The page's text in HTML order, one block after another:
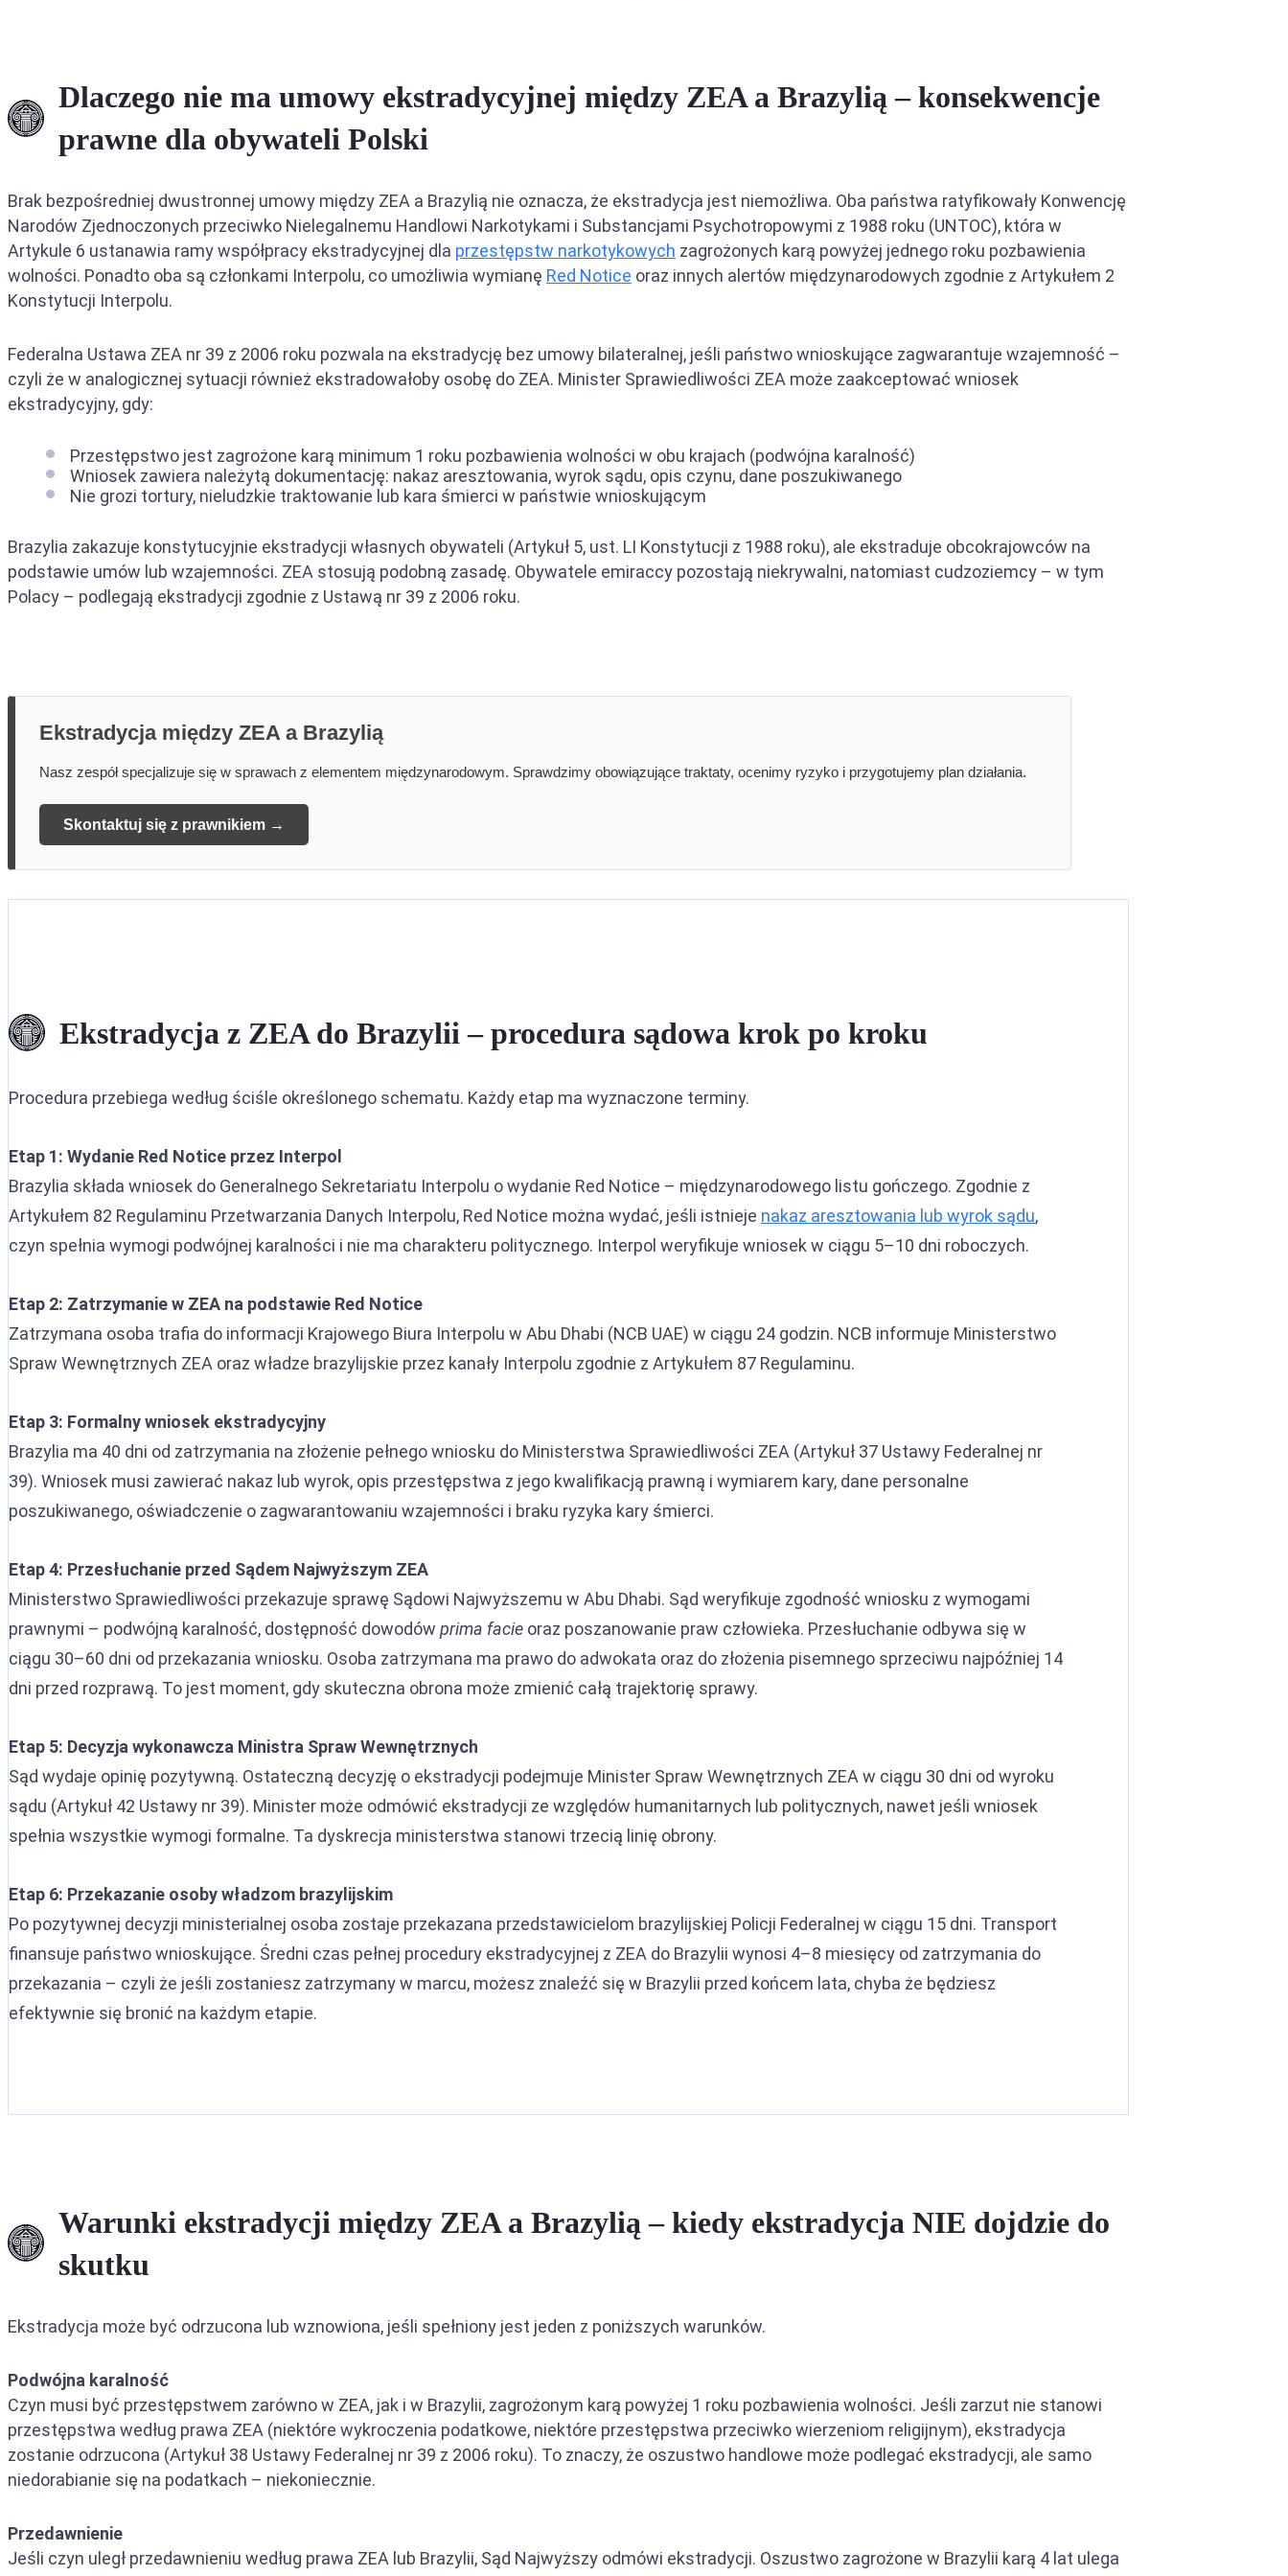
Ekstradycja między ZEA a Iranem
Dlaczego nie ma umowy ekstradycyjnej między ZEA a Brazylią – konsekwencje
prawne dla obywateli Polski
Brak bezpośredniej dwustronnej umowy między ZEA a Brazylią nie oznacza, że ekstradycja jest niemożliwa. Oba państwa ratyfikowały Konwencję
Narodów Zjednoczonych przeciwko Nielegalnemu Handlowi Narkotykami i Substancjami Psychotropowymi z 1988 roku (UNTOC), która w
Artykule 6 ustanawia ramy współpracy ekstradycyjnej dla przestępstw narkotykowych zagrożonych karą powyżej jednego roku pozbawienia
wolności. Ponadto oba są członkami Interpolu, co umożliwia wymianę Red Notice oraz innych alertów międzynarodowych zgodnie z Artykułem 2
Konstytucji Interpolu.
Federalna Ustawa ZEA nr 39 z 2006 roku pozwala na ekstradycję bez umowy bilateralnej, jeśli państwo wnioskujące zagwarantuje wzajemność –
czyli że w analogicznej sytuacji również ekstradowałoby osobę do ZEA. Minister Sprawiedliwości ZEA może zaakceptować wniosek
ekstradycyjny, gdy:
Przestępstwo jest zagrożone karą minimum 1 roku pozbawienia wolności w obu krajach (podwójna karalność)
Wniosek zawiera należytą dokumentację: nakaz aresztowania, wyrok sądu, opis czynu, dane poszukiwanego
Nie grozi tortury, nieludzkie traktowanie lub kara śmierci w państwie wnioskującym
Brazylia zakazuje konstytucyjnie ekstradycji własnych obywateli (Artykuł 5, ust. LI Konstytucji z 1988 roku), ale ekstraduje obcokrajowców na
podstawie umów lub wzajemności. ZEA stosują podobną zasadę. Obywatele emiraccy pozostają niekrywalni, natomiast cudzoziemcy – w tym
Polacy – podlegają ekstradycji zgodnie z Ustawą nr 39 z 2006 roku.
Ekstradycja między ZEA a Brazylią
Nasz zespół specjalizuje się w sprawach z elementem międzynarodowym. Sprawdzimy obowiązujące traktaty, ocenimy ryzyko i przygotujemy plan działania.
Skontaktuj się z prawnikiem →
Ekstradycja z ZEA do Brazylii – procedura sądowa krok po kroku
Procedura przebiega według ściśle określonego schematu. Każdy etap ma wyznaczone terminy.
Etap 1: Wydanie Red Notice przez Interpol
Brazylia składa wniosek do Generalnego Sekretariatu Interpolu o wydanie Red Notice – międzynarodowego listu gończego. Zgodnie z
Artykułem 82 Regulaminu Przetwarzania Danych Interpolu, Red Notice można wydać, jeśli istnieje nakaz aresztowania lub wyrok sądu,
czyn spełnia wymogi podwójnej karalności i nie ma charakteru politycznego. Interpol weryfikuje wniosek w ciągu 5–10 dni roboczych.
Etap 2: Zatrzymanie w ZEA na podstawie Red Notice
Zatrzymana osoba trafia do informacji Krajowego Biura Interpolu w Abu Dhabi (NCB UAE) w ciągu 24 godzin. NCB informuje Ministerstwo
Spraw Wewnętrznych ZEA oraz władze brazylijskie przez kanały Interpolu zgodnie z Artykułem 87 Regulaminu.
Etap 3: Formalny wniosek ekstradycyjny
Brazylia ma 40 dni od zatrzymania na złożenie pełnego wniosku do Ministerstwa Sprawiedliwości ZEA (Artykuł 37 Ustawy Federalnej nr
39). Wniosek musi zawierać nakaz lub wyrok, opis przestępstwa z jego kwalifikacją prawną i wymiarem kary, dane personalne
poszukiwanego, oświadczenie o zagwarantowaniu wzajemności i braku ryzyka kary śmierci.
Etap 4: Przesłuchanie przed Sądem Najwyższym ZEA
Ministerstwo Sprawiedliwości przekazuje sprawę Sądowi Najwyższemu w Abu Dhabi. Sąd weryfikuje zgodność wniosku z wymogami
prawnymi – podwójną karalność, dostępność dowodów prima facie oraz poszanowanie praw człowieka. Przesłuchanie odbywa się w
ciągu 30–60 dni od przekazania wniosku. Osoba zatrzymana ma prawo do adwokata oraz do złożenia pisemnego sprzeciwu najpóźniej 14
dni przed rozprawą. To jest moment, gdy skuteczna obrona może zmienić całą trajektorię sprawy.
Etap 5: Decyzja wykonawcza Ministra Spraw Wewnętrznych
Sąd wydaje opinię pozytywną. Ostateczną decyzję o ekstradycji podejmuje Minister Spraw Wewnętrznych ZEA w ciągu 30 dni od wyroku
sądu (Artykuł 42 Ustawy nr 39). Minister może odmówić ekstradycji ze względów humanitarnych lub politycznych, nawet jeśli wniosek
spełnia wszystkie wymogi formalne. Ta dyskrecja ministerstwa stanowi trzecią linię obrony.
Etap 6: Przekazanie osoby władzom brazylijskim
Po pozytywnej decyzji ministerialnej osoba zostaje przekazana przedstawicielom brazylijskiej Policji Federalnej w ciągu 15 dni. Transport
finansuje państwo wnioskujące. Średni czas pełnej procedury ekstradycyjnej z ZEA do Brazylii wynosi 4–8 miesięcy od zatrzymania do
przekazania – czyli że jeśli zostaniesz zatrzymany w marcu, możesz znaleźć się w Brazylii przed końcem lata, chyba że będziesz
efektywnie się bronić na każdym etapie.
Warunki ekstradycji między ZEA a Brazylią – kiedy ekstradycja NIE dojdzie do
skutku
Ekstradycja może być odrzucona lub wznowiona, jeśli spełniony jest jeden z poniższych warunków.
Podwójna karalność
Czyn musi być przestępstwem zarówno w ZEA, jak i w Brazylii, zagrożonym karą powyżej 1 roku pozbawienia wolności. Jeśli zarzut nie stanowi
przestępstwa według prawa ZEA (niektóre wykroczenia podatkowe, niektóre przestępstwa przeciwko wierzeniom religijnym), ekstradycja
zostanie odrzucona (Artykuł 38 Ustawy Federalnej nr 39 z 2006 roku). To znaczy, że oszustwo handlowe może podlegać ekstradycji, ale samo
niedorabianie się na podatkach – niekoniecznie.
Przedawnienie
Jeśli czyn uległ przedawnieniu według prawa ZEA lub Brazylii, Sąd Najwyższy odmówi ekstradycji. Oszustwo zagrożone w Brazylii karą 4 lat ulega